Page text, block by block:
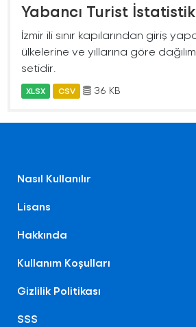
Yabancı Turist
İzmir ili sınır kapılarından giriş
ülkelerine ve yıllarına göre
setidir.
XLSX CSV 36 KB
Nasıl Kullanılır
Lisans
Hakkında
Kullanım Koşulları
Gizlilik Politikası
SSS